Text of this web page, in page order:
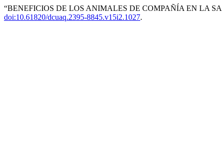
“BENEFICIOS DE LOS ANIMALES DE COMPAÑÍA EN LA
doi:10.61820/dcuaq.2395-8845.v15i2.1027.